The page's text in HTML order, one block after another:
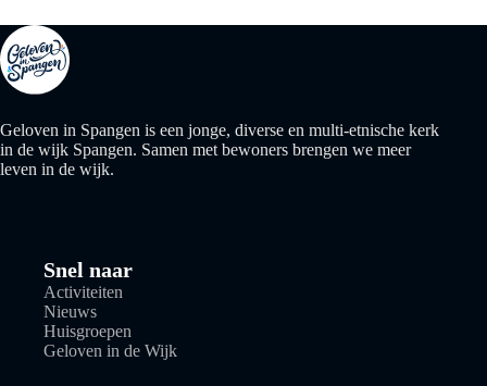
Geloven in Spangen is een jonge, diverse en multi-etnische kerk
in de wijk Spangen. Samen met bewoners brengen we meer
leven in de wijk.
Snel naar
Activiteiten
Nieuws
Huisgroepen
Geloven in de Wijk